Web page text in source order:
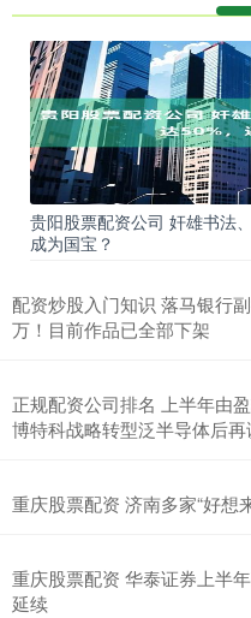
贵阳股票配资公司 奸雄书法
成为国宝？
配资炒股入门知识 落马银行
万！目前作品已全部下架
正规配资公司排名 上半年由
博特科战略转型泛半导体后
重庆股票配资 济南多家“好想
重庆股票配资 华泰证券上半
延续